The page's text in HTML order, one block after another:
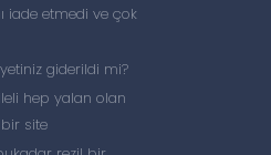
iade etmedi ve çok
giderildi mi?
hep yalan olan
site